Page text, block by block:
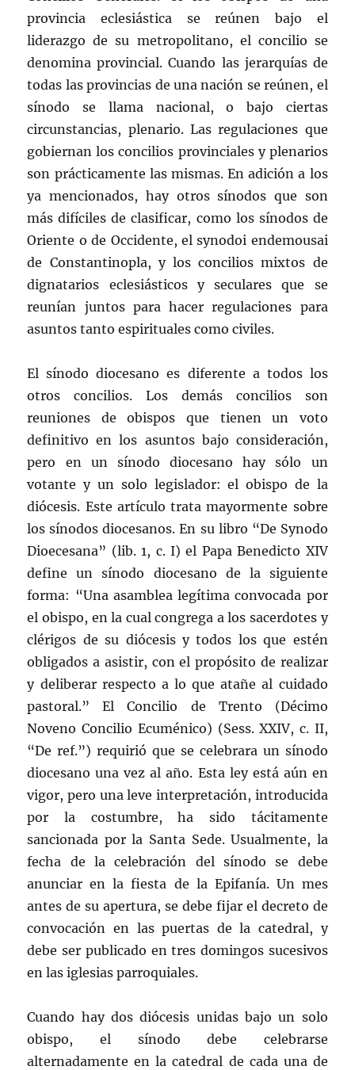
provincia eclesiástica se reúnen bajo el
liderazgo de su metropolitano, el concilio se
denomina provincial. Cuando las jerarquías de
todas las provincias de una nación se reúnen, el
sínodo se llama nacional, o bajo ciertas
circunstancias, plenario. Las regulaciones que
gobiernan los concilios provinciales y plenarios
son prácticamente las mismas. En adición a los
ya mencionados, hay otros sínodos que son
más difíciles de clasificar, como los sínodos de
Oriente o de Occidente, el synodoi endemousai
de Constantinopla, y los concilios mixtos de
dignatarios eclesiásticos y seculares que se
reunían juntos para hacer regulaciones para
asuntos tanto espirituales como civiles.
El sínodo diocesano es diferente a todos los
otros concilios. Los demás concilios son
reuniones de obispos que tienen un voto
definitivo en los asuntos bajo consideración,
pero en un sínodo diocesano hay sólo un
votante y un solo legislador: el obispo de la
diócesis. Este artículo trata mayormente sobre
los sínodos diocesanos. En su libro “De Synodo
Dioecesana” (lib. 1, c. I) el Papa Benedicto XIV
define un sínodo diocesano de la siguiente
forma: “Una asamblea legítima convocada por
el obispo, en la cual congrega a los sacerdotes y
clérigos de su diócesis y todos los que estén
obligados a asistir, con el propósito de realizar
y deliberar respecto a lo que atañe al cuidado
pastoral.” El Concilio de Trento (Décimo
Noveno Concilio Ecuménico) (Sess. XXIV, c. II,
“De ref.”) requirió que se celebrara un sínodo
diocesano una vez al año. Esta ley está aún en
vigor, pero una leve interpretación, introducida
por la costumbre, ha sido tácitamente
sancionada por la Santa Sede. Usualmente, la
fecha de la celebración del sínodo se debe
anunciar en la fiesta de la Epifanía. Un mes
antes de su apertura, se debe fijar el decreto de
convocación en las puertas de la catedral, y
debe ser publicado en tres domingos sucesivos
en las iglesias parroquiales.
Cuando hay dos diócesis unidas bajo un solo
obispo, el sínodo debe celebrarse
alternadamente en la catedral de cada una de